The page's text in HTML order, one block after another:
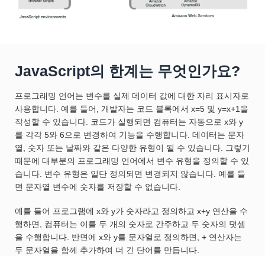
JavaScript의 한계는 무엇인가요?
프로그래밍 언어는 변수를 실제 데이터 값에 대한 자리 표시자로
사용합니다. 예를 들어, 개발자는 코드 블록에서 x=5 및 y=x+1을
작성할 수 있습니다. 코드가 실행되면 컴퓨터는 자동으로 x와 y
를 각각 5와 6으로 변경하여 기능을 수행합니다. 데이터는 문자
열, 숫자 또는 날짜와 같은 다양한 유형이 될 수 있습니다. 그렇기
때문에 대부분의 프로그래밍 언어에서 변수 유형을 정의할 수 있
습니다. 변수 유형은 일단 정의되면 변경되지 않습니다. 예를 들
면 문자열 변수에 숫자를 저장할 수 없습니다.
예를 들어 프로그램에 x와 y가 숫자라고 정의하고 x+y 연산을 수
행하면, 컴퓨터는 이를 두 개의 숫자로 간주하고 두 숫자의 덧셈
을 수행합니다. 반면에 x와 y를 문자열로 정의하면, + 연산자는
두 문자열을 함께 추가하여 더 긴 단어를 만듭니다.